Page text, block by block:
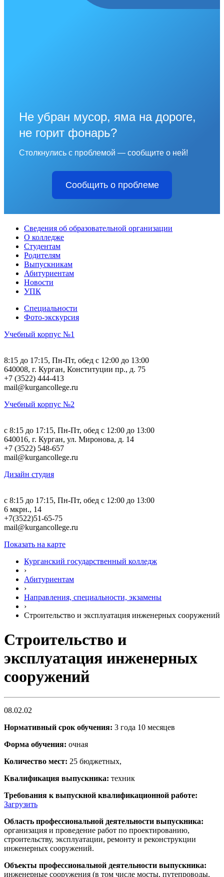
Не убран мусор, яма на дороге,
не горит фонарь?
Столкнулись с проблемой — сообщите о ней!
Сообщить о проблеме
Сведения об образовательной организации
О колледже
Студентам
Родителям
Выпускникам
Абитуриентам
Новости
УПК
Специальности
Фото-экскурсия
Учебный корпус №1
8:15 до 17:15, Пн-Пт, обед с 12:00 до 13:00
640008, г. Курган, Конституции пр., д. 75
+7 (3522) 444-413
mail@kurgancollege.ru
Учебный корпус №2
c 8:15 до 17:15, Пн-Пт, обед с 12:00 до 13:00
640016, г. Курган, ул. Миронова, д. 14
+7 (3522) 548-657
mail@kurgancollege.ru
Дизайн студия
c 8:15 до 17:15, Пн-Пт, обед с 12:00 до 13:00
6 мкрн., 14
+7(3522)51-65-75
mail@kurgancollege.ru
Показать на карте
Курганский государственный колледж
›
Абитуриентам
›
Направления, специальности, экзамены
›
Строительство и эксплуатация инженерных сооружений
Строительство и
эксплуатация инженерных
сооружений
08.02.02
Нормативный срок обучения: 3 года 10 месяцев
Форма обучения: очная
Количество мест: 25 бюджетных,
Квалификация выпускника: техник
Требования к выпускной квалификационной работе:
Загрузить
Область профессиональной деятельности выпускника:
организация и проведение работ по проектированию,
строительству, эксплуатации, ремонту и реконструкции
инженерных сооружений.
Объекты профессиональной деятельности выпускника:
инженерные сооружения (в том числе мосты, путепроводы,